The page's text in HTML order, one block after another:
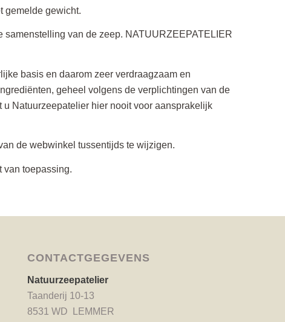
gemelde gewicht.
van de zeep. NATUURZEEPATELIER
basis en daarom zeer verdraagzaam en
geheel volgens de verplichtingen van de
Natuurzeepatelier hier nooit voor aansprakelijk
de webwinkel tussentijds te wijzigen.
van toepassing.
CONTACTGEGEVENS
Natuurzeepatelier
Taanderij 10-13
8531 WD LEMMER